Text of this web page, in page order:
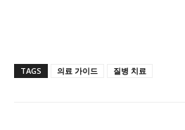
TAGS 의료 가이드 질병 치료